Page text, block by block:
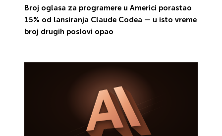
Broj oglasa za programere u Americi porastao
15% od lansiranja Claude Codea — u isto vreme
broj drugih poslovi opao